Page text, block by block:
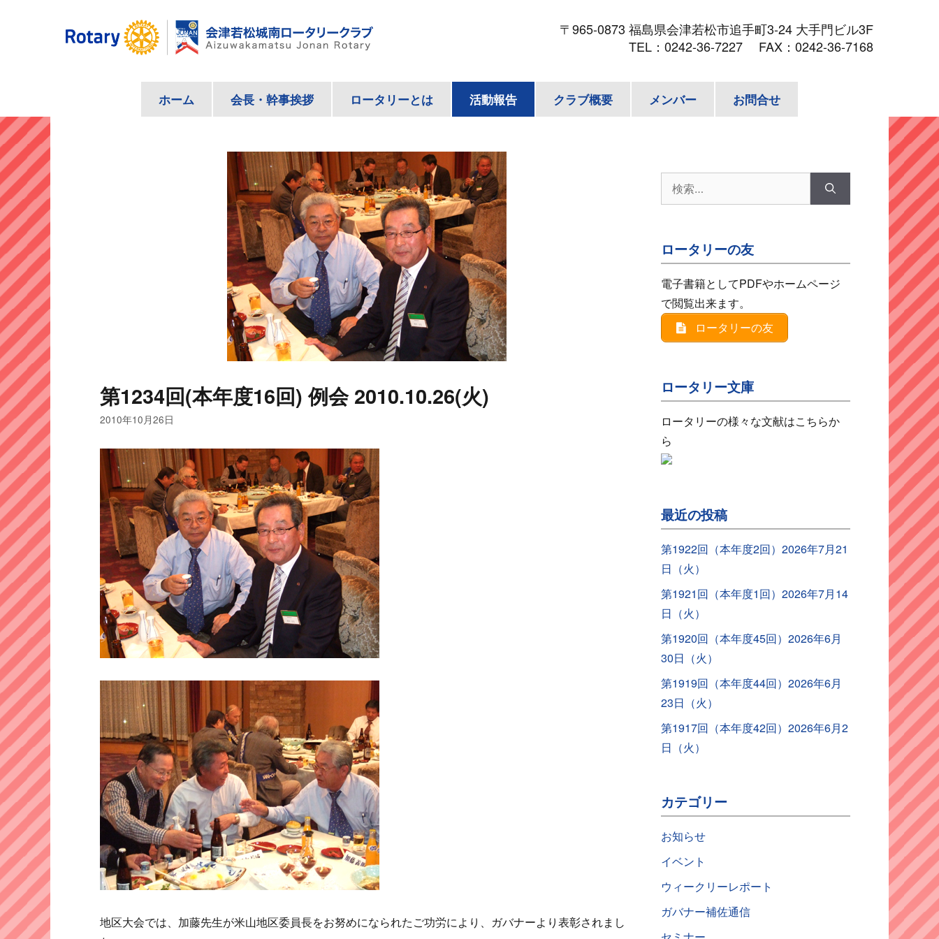
ス
キ
ッ
プ
〒965-0873 福島県会津若松市追手町3-24 大手門ビル3F
TEL： 0242-36-7227 FAX：0242-36-7168
ホーム 会長・幹事挨拶 ロータリーとは 活動報告 クラブ概要 メンバー お問合せ
第1234回(本年度16回) 例会 2010.10.26(火)
2010年10月26日
地区大会では、加藤先生が米山地区委員長をお努めになられたご功労により、ガバナーより表彰されまし
索:
ロータリーの友
電子書籍としてPDFやホームページ
で閲覧出来ます。
ロータリーの友
ロータリー文庫
ロータリーの様々な文献はこちらか
ら
最近の投稿
第1922回（本年度2回）2026年7月21
日（火）
第1921回（本年度1回）2026年7月14
日（火）
第1920回（本年度45回）2026年6月
30日（火）
第1919回（本年度44回）2026年6月
23日（火）
第1917回（本年度42回）2026年6月2
日（火）
カテゴリー
お知らせ
イベント
ウィークリーレポート
ガバナー補佐通信